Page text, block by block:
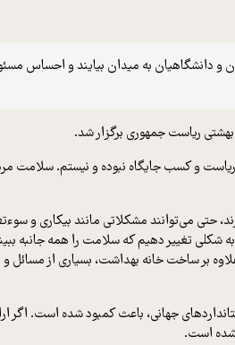
و دانشگاهیان به میدان بیایند و احساس
ریاست جمهوری برگزار شد.
ریاست و کسب جایگاه نبوده و نیستم. سلامت
حتی می‌توانند مشکلاتی مانند بیکاری و
تغییر دهیم که سلامت را همه جانبه
بر ساخت خانه بهداشت، بسیاری از
جهانی، باعث کمبود شده است. اگر
شده است.